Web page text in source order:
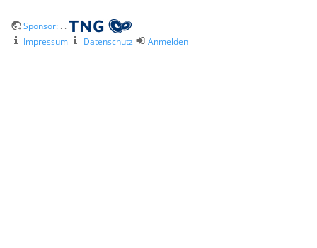
Sponsor: . .
Impressum
Datenschutz Anmelden